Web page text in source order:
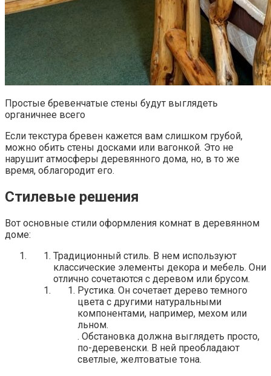
Простые бревенчатые стены будут выглядеть
органичнее всего
Если текстура бревен кажется вам слишком грубой,
можно обить стены досками или вагонкой. Это не
нарушит атмосферы деревянного дома, но, в то же
время, облагородит его.
Стилевые решения
Вот основные стили оформления комнат в деревянном
доме:
Традиционный стиль. В нем используют
классические элементы декора и мебель. Они
отлично сочетаются с деревом или брусом.
Рустика. Он сочетает дерево темного
цвета с другими натуральными
компонентами, например, мехом или
льном.
. Обстановка должна выглядеть просто,
по-деревенски. В ней преобладают
светлые, желтоватые тона.